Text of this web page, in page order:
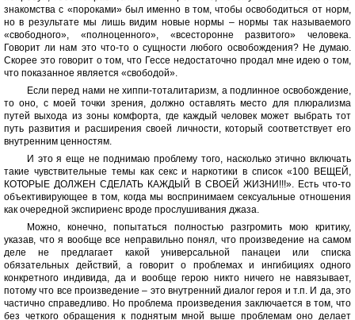
знакомства с «пороками» был именно в том, чтобы освободиться от норм,
но в результате мы лишь видим новые нормы – нормы так называемого
«свободного», «полноценного», «всесторонне развитого» человека.
Говорит ли нам это что-то о сущности любого освобождения? Не думаю.
Скорее это говорит о том, что Гессе недостаточно продал мне идею о том,
что показанное является «свободой».
Если перед нами не хиппи-тоталитаризм, а подлинное освобождение,
то оно, с моей точки зрения, должно оставлять место для плюрализма
путей выхода из зоны комфорта, где каждый человек может выбрать тот
путь развития и расширения своей личности, который соответствует его
внутренним ценностям.
И это я еще не поднимаю проблему того, насколько этично включать
такие чувствительные темы как секс и наркотики в список «100 ВЕЩЕЙ,
КОТОРЫЕ ДОЛЖЕН СДЕЛАТЬ КАЖДЫЙ В СВОЕЙ ЖИЗНИ!!!». Есть что-то
объективирующее в том, когда мы воспринимаем сексуальные отношения
как очередной экспириенс вроде прослушивания джаза.
Можно, конечно, попытаться полностью разгромить мою критику,
указав, что я вообще все неправильно понял, что произведение на самом
деле не предлагает какой универсальной панацеи или списка
обязательных действий, а говорит о проблемах и ингибициях одного
конкретного индивида, да и вообще герою никто ничего не навязывает,
потому что все произведение – это внутренний диалог героя и т.п. И да, это
частично справедливо. Но проблема произведения заключается в том, что
без четкого обращения к поднятым мной выше проблемам оно делает